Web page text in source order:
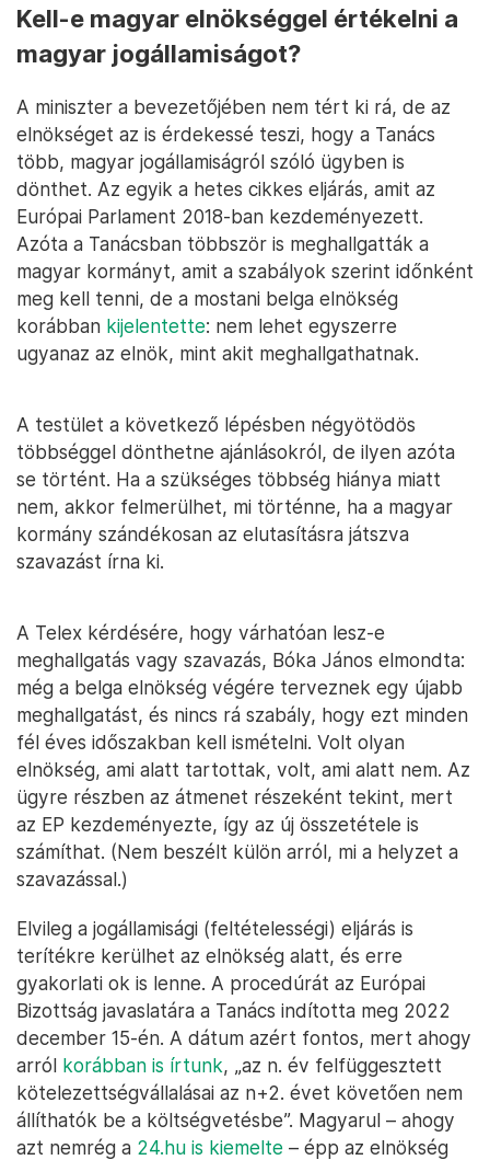
Kell-e magyar elnökséggel értékelni a
magyar jogállamiságot?
A miniszter a bevezetőjében nem tért ki rá, de az
elnökséget az is érdekessé teszi, hogy a Tanács
több, magyar jogállamiságról szóló ügyben is
dönthet. Az egyik a hetes cikkes eljárás, amit az
Európai Parlament 2018-ban kezdeményezett.
Azóta a Tanácsban többször is meghallgatták a
magyar kormányt, amit a szabályok szerint időnként
meg kell tenni, de a mostani belga elnökség
korábban kijelentette: nem lehet egyszerre
ugyanaz az elnök, mint akit meghallgathatnak.
A testület a következő lépésben négyötödös
többséggel dönthetne ajánlásokról, de ilyen azóta
se történt. Ha a szükséges többség hiánya miatt
nem, akkor felmerülhet, mi történne, ha a magyar
kormány szándékosan az elutasításra játszva
szavazást írna ki.
A Telex kérdésére, hogy várhatóan lesz-e
meghallgatás vagy szavazás, Bóka János elmondta:
még a belga elnökség végére terveznek egy újabb
meghallgatást, és nincs rá szabály, hogy ezt minden
fél éves időszakban kell ismételni. Volt olyan
elnökség, ami alatt tartottak, volt, ami alatt nem. Az
ügyre részben az átmenet részeként tekint, mert
az EP kezdeményezte, így az új összetétele is
számíthat. (Nem beszélt külön arról, mi a helyzet a
szavazással.)
Elvileg a jogállamisági (feltételességi) eljárás is
terítékre kerülhet az elnökség alatt, és erre
gyakorlati ok is lenne. A procedúrát az Európai
Bizottság javaslatára a Tanács indította meg 2022
december 15-én. A dátum azért fontos, mert ahogy
arról korábban is írtunk, „az n. év felfüggesztett
kötelezettségvállalásai az n+2. évet követően nem
állíthatók be a költségvetésbe”. Magyarul – ahogy
azt nemrég a 24.hu is kiemelte – épp az elnökség